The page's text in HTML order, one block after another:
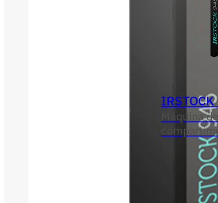
Máquina